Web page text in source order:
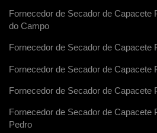
Fornecedor de Secador de Capacete
do Campo
Fornecedor de Secador de Capacete
Fornecedor de Secador de Capacete
Fornecedor de Secador de Capacete
Fornecedor de Secador de Capacete
Pedro